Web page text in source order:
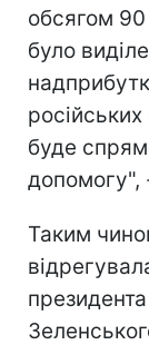
обсягом
було
російських
буде
допомогу",
Таким